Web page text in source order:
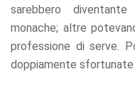
sarebbero
monache; altre
professione di serve.
doppiamente sfortunate